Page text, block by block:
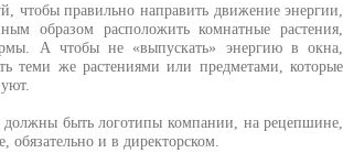
чтобы правильно направить движение энергии,
образом расположить комнатные растения,
А чтобы не «выпускать» энергию в окна,
теми же растениями или предметами, которые
должны быть логотипы компании, на рецепшине,
обязательно и в директорском.